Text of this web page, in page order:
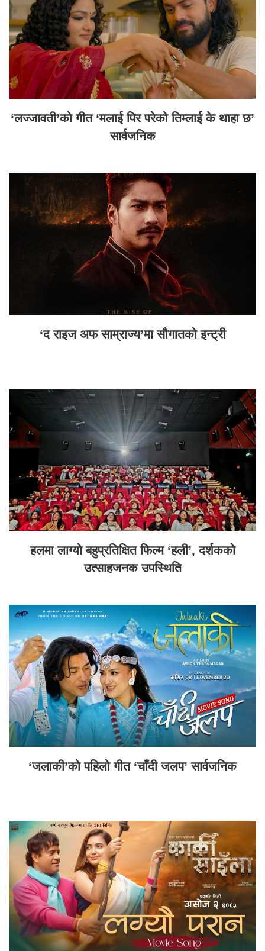
‘लज्जावती’को गीत ‘मलाई पिर परेको तिम्लाई के थाहा छ’
सार्वजनिक
‘द राइज अफ साम्राज्य’मा सौगातको इन्ट्री
हलमा लाग्यो बहुप्रतिक्षित फिल्म ‘हली’, दर्शकको
उत्साहजनक उपस्थिति
‘जलाकी’को पहिलो गीत ‘चाँदी जलप’ सार्वजनिक